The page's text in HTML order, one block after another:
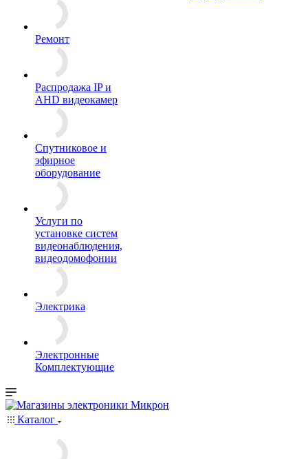
Ремонт
Распродажа IP и
AHD видеокамер
Спутниковое и
эфирное
оборудование
Услуги по
установке систем
видеонаблюдения,
видеодомофонии
Электрика
Электронные
Комплектующие
Каталог